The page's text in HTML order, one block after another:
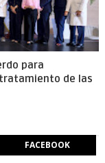
para
de las
FACEBOOK